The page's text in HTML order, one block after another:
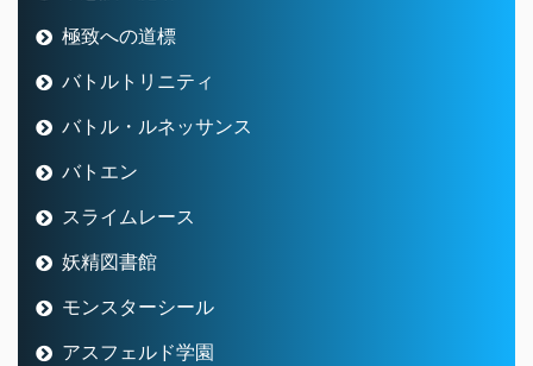
極致への道標
バトルトリニティ
バトル・ルネッサンス
バトエン
スライムレース
妖精図書館
モンスターシール
アスフェルド学園